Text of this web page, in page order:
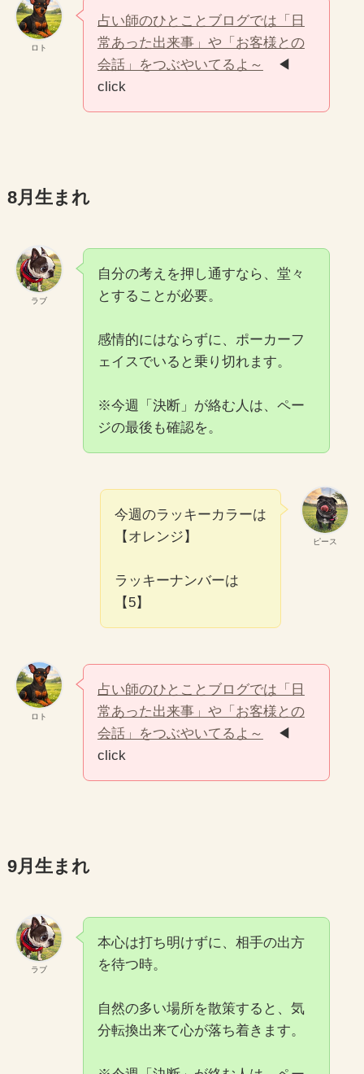
ロト
占い師のひとことブログでは「日
常あった出来事」や「お客様との
会話」をつぶやいてるよ～
◀
click
8月生まれ
ラブ
自分の考えを押し通すなら、堂々
とすることが必要。
感情的にはならずに、ポーカーフ
ェイスでいると乗り切れます。
※今週「決断」が絡む人は、ペー
ジの最後も確認を。
ピース
今週のラッキーカラーは
【オレンジ】
ラッキーナンバーは
【5】
ロト
占い師のひとことブログでは「日
常あった出来事」や「お客様との
会話」をつぶやいてるよ～
◀
click
9月生まれ
ラブ
本心は打ち明けずに、相手の出方
を待つ時。
自然の多い場所を散策すると、気
分転換出来て心が落ち着きます。